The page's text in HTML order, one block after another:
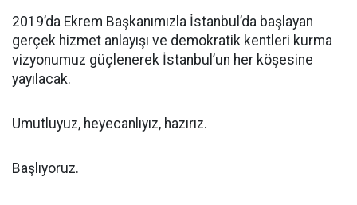
2019’da Ekrem Başkanımızla İstanbul’da başlayan
gerçek hizmet anlayışı ve demokratik kentleri kurma
vizyonumuz güçlenerek İstanbul’un her köşesine
yayılacak.
Umutluyuz, heyecanlıyız, hazırız.
Başlıyoruz.